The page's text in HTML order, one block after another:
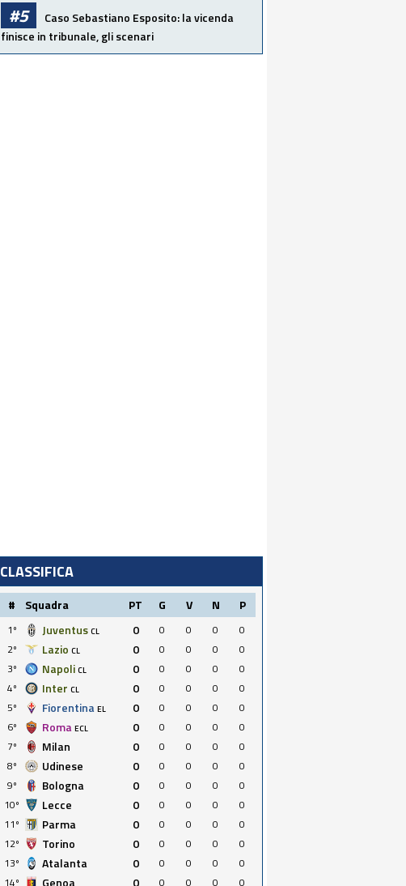
#5
Caso Sebastiano Esposito: la vicenda
finisce in tribunale, gli scenari
CLASSIFICA
# Squadra PT G V N P
1º Juventus CL 0 0 0 0
0
2º
Lazio CL 0 0 0 0
0
3º
Napoli CL 0 0 0 0
0
4º
Inter CL 0 0 0 0
0
5º
Fiorentina EL 0 0 0 0
0
6º
Roma ECL 0 0 0 0
0
7º
Milan 0 0 0 0
0
8º
Udinese 0 0 0 0
0
9º
Bologna 0 0 0 0
0
10º
Lecce 0 0 0 0
0
11º
Parma 0 0 0 0
0
12º
Torino 0 0 0 0
0
13º
Atalanta 0 0 0 0
0
14º
Genoa 0 0 0 0 0